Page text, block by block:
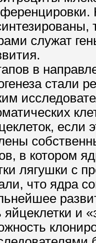
служат
в
стали
если
в котором
лягушки с
что ядра
и